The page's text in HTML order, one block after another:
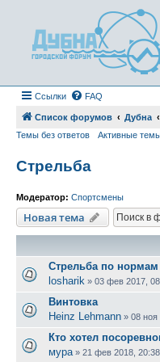
Ссылки FAQ
Список форумов Дубна
Темы без ответов
Активные
Стрельба
Модератор: Спортсмены
Новая тема
Стрельба по
losharik » 03 фев 2017,
Винтовка
Heinz Lehmann » 08 ноя
Кто хотел
мура » 21 фев 2018, 20:38